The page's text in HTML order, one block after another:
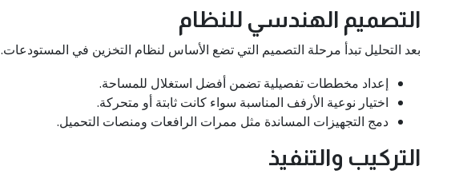
التصميم الهندسي للنظام
بعد التحليل تبدأ مرحلة التصميم التي تضع الأساس لنظام التخزين في المستودعات.
إعداد مخططات تفصيلية تضمن أفضل استغلال للمساحة.
اختيار نوعية الأرفف المناسبة سواء كانت ثابتة أو متحركة.
دمج التجهيزات المساندة مثل ممرات الرافعات ومنصات التحميل.
التركيب والتنفيذ